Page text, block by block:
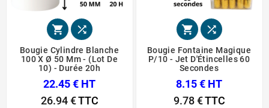
 
Bougie Cylindre Blanche
100 X Ø 50 Mm - (Lot De
10) - Durée 20h
22.45 € HT
26.94 €TTC
 
Bougie Fontaine Magique
P/10 - Jet D'Étincelles 60
Secondes
8.15 € HT
9.78 €TTC